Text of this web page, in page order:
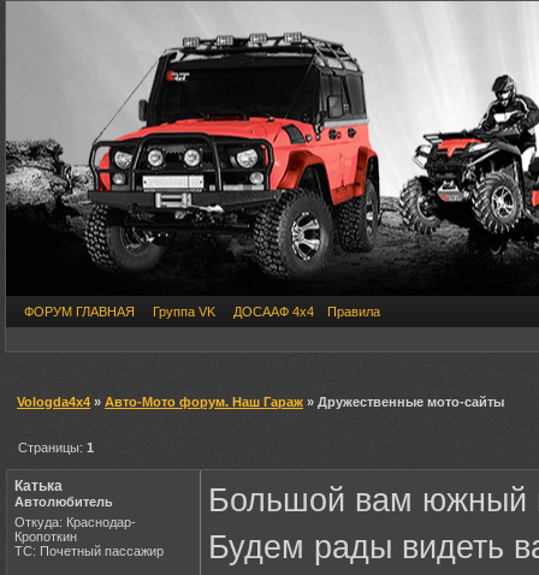
ФОРУМ ГЛАВНАЯ Группа VK ДОСААФ 4х4 Правила
Vologda4x4 » Авто-Мото форум. Наш Гараж » Дружественные мото-сайты
Страницы:1
Катька
Автолюбитель
Откуда: Краснодар-
Кропоткин
ТС: Почетный пассажир
Большой вам южный
Будем рады видеть